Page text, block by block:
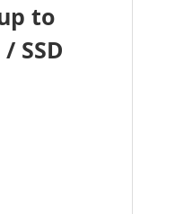
to
SSD